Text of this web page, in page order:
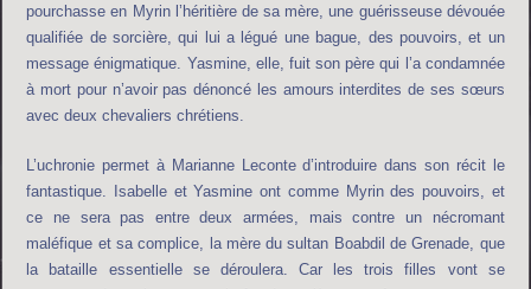
pourchasse en Myrin l’héritière de sa mère, une guérisseuse dévouée
qualifiée de sorcière, qui lui a légué une bague, des pouvoirs, et un
message énigmatique. Yasmine, elle, fuit son père qui l’a condamnée
à mort pour n’avoir pas dénoncé les amours interdites de ses sœurs
avec deux chevaliers chrétiens.
L’uchronie permet à Marianne Leconte d’introduire dans son récit le
fantastique. Isabelle et Yasmine ont comme Myrin des pouvoirs, et
ce ne sera pas entre deux armées, mais contre un nécromant
maléfique et sa complice, la mère du sultan Boabdil de Grenade, que
la bataille essentielle se déroulera. Car les trois filles vont se